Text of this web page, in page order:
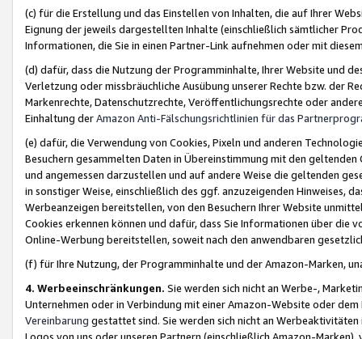
(c) für die Erstellung und das Einstellen von Inhalten, die auf Ihrer
Eignung der jeweils dargestellten Inhalte (einschließlich sämtlicher
Informationen, die Sie in einen Partner-Link aufnehmen oder mit
(d) dafür, dass die Nutzung der Programminhalte, Ihrer Website und
Verletzung oder missbräuchliche Ausübung unserer Rechte bzw. der
Markenrechte, Datenschutzrechte, Veröffentlichungsrechte oder
Einhaltung derAmazon Anti-Fälschungsrichtlinien für das
(e) dafür, die Verwendung von Cookies, Pixeln und anderen
Besuchern gesammelten Daten in Übereinstimmung mit den
und angemessen darzustellen und auf andere Weise die geltenden
in sonstiger Weise, einschließlich des ggf. anzuzeigenden Hinweises,
Werbeanzeigen bereitstellen, von den Besuchern Ihrer Website
Cookies erkennen können und dafür, dass Sie Informationen über die
Online-Werbung bereitstellen, soweit nach den anwendbaren
(f) für Ihre Nutzung, der Programminhalte und der Amazon-Marken,
4. Werbeeinschränkungen. Sie werden sich nicht an Werbe-,
Unternehmen oder in Verbindung mit einer Amazon-Website oder
Vereinbarung gestattet sind. Sie werden sich nicht an
Logos von uns oder unseren Partnern (einschließlich Amazon-